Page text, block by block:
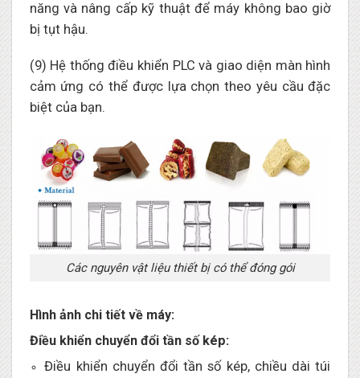
năng và nâng cấp kỹ thuật để máy không bao giờ
bị tụt hậu.
(9) Hệ thống điều khiển PLC và giao diện màn hình
cảm ứng có thể được lựa chọn theo yêu cầu đặc
biệt của bạn.
Các nguyên vật liệu thiết bị có thể đóng gói
Hình ảnh chi tiết về máy:
Điều khiển chuyển đổi tần số kép:
Điều khiển chuyển đổi tần số kép, chiều dài túi